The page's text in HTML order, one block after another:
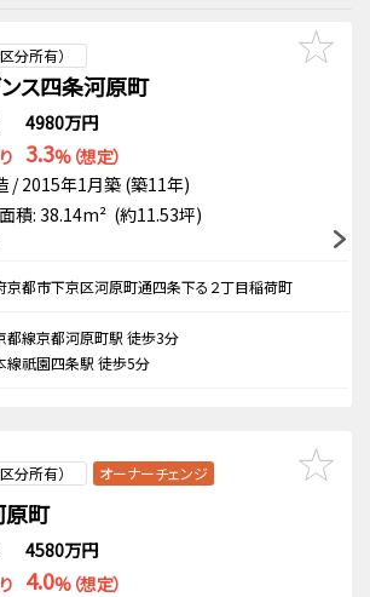
分所有）
ス四条河原町
4980万円
3.3%（想定）
/ 2015年1月築 (築11年)
積: 38.14m² (約11.53坪)
京都市下京区河原町通四条下る２丁目稲荷町
都線京都河原町駅 徒歩3分
線祇園四条駅 徒歩5分
分所有） オーナーチェンジ
原町
4580万円
4.0%（想定）